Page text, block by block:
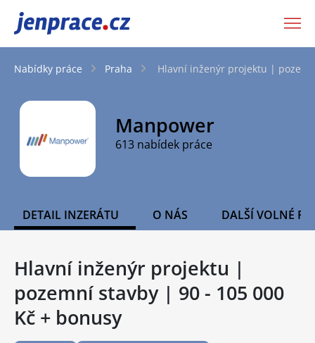
JenPráce.cz
Nabídky práce Praha Hlavní inženýr projektu |
Manpower
613 nabídek práce
DETAIL INZERÁTU O NÁS DALŠÍ VOLNÉ
Hlavní inženýr projektu |
pozemní stavby | 90 - 105 000
Kč + bonusy